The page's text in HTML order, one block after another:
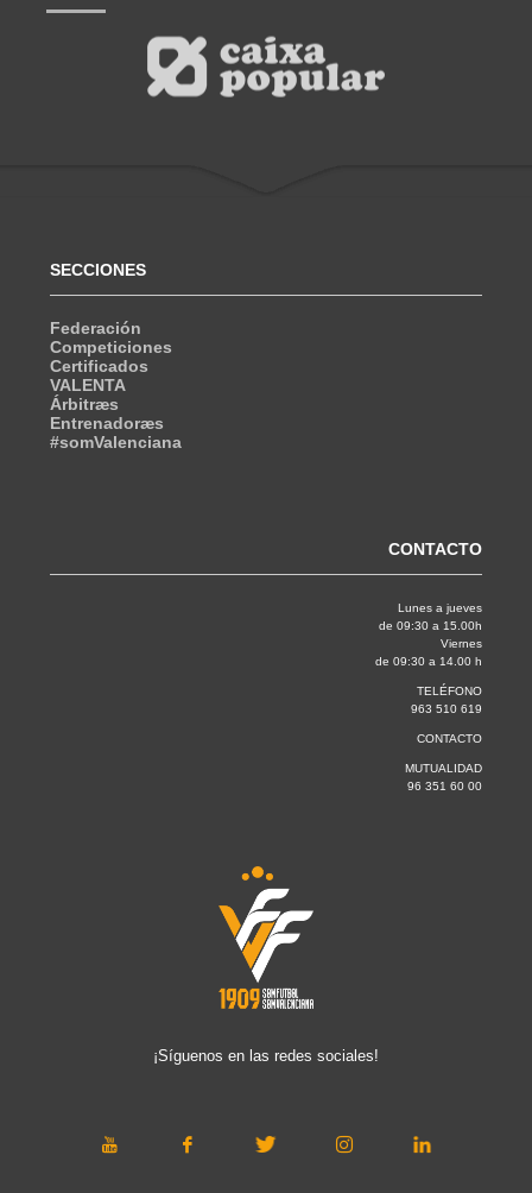
SECCIONES
Federación
Competiciones
Certificados
VALENTA
Árbitræs
Entrenadoræs
#somValenciana
CONTACTO
Lunes a jueves
de 09:30 a 15.00h
Viernes
de 09:30 a 14.00 h
TELÉFONO
963 510 619
CONTACTO
MUTUALIDAD
96 351 60 00
¡Síguenos en las redes sociales!